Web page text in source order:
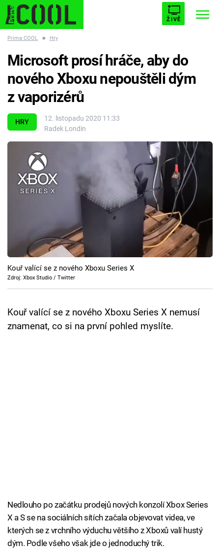
ŽIVĚ
ESCAPE PLNEJ KOTEL AVENGERS 5
Témata
Filmy
Seriály
Cool Esport
Pořady
TV Program
Přihlášení
Prima COOL ■ Hry
HRY
12. listopadu 2020 11:33
Radek Londin
Microsoft prosí hráče, aby do
nového Xboxu nepouštěli dým
z vaporizérů
Kouř valící se z nového Xboxu Series X
Zdroj: Xbox Studio / Twitter
Kouř valící se z nového Xboxu Series X nemusí
znamenat, co si na první pohled myslíte.
Nedlouho po začátku prodejů nových konzolí Xbox Series
X a S se na sociálních sítích začala objevovat videa, ve
kterých se z vrchního výduchu většího z Xboxů valí hustý
dým. Podle všeho však jde o jednoduchý trik.